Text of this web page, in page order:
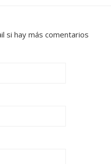
si hay más comentarios